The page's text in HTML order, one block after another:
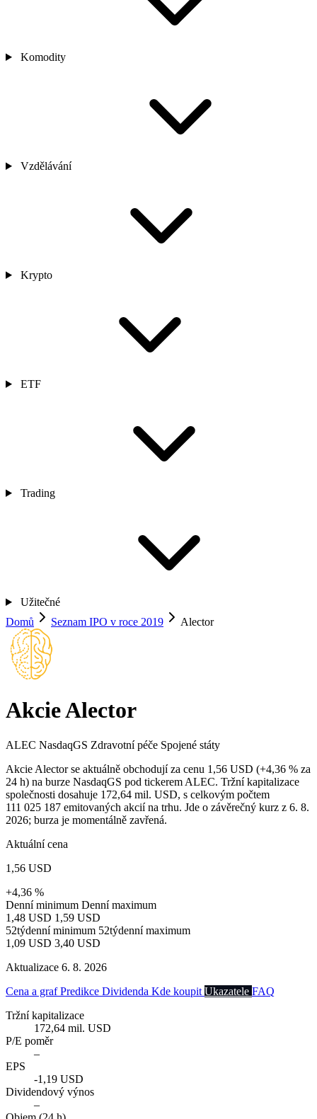
Komodity
Vzdělávání
Krypto
ETF
Trading
Užitečné
Domů
Seznam IPO v roce 2019 Alector
Akcie Alector
ALEC NasdaqGS Zdravotní péče Spojené státy
Akcie Alector se aktuálně obchodují za cenu 1,56 USD (+4,36 % za
24 h) na burze NasdaqGS pod tickerem ALEC. Tržní kapitalizace
společnosti dosahuje 172,64 mil. USD, s celkovým počtem
111 025 187 emitovaných akcií na trhu. Jde o závěrečný kurz z 6. 8.
2026; burza je momentálně zavřená.
Aktuální cena
1,56 USD
+4,36 %
Denní minimum Denní maximum
1,48 USD 1,59 USD
52týdenní minimum 52týdenní maximum
1,09 USD 3,40 USD
Aktualizace 6. 8. 2026
Cena a grafPredikce Dividenda Kde koupit Ukazatele FAQ
Tržní kapitalizace
172,64 mil. USD
P/E poměr
–
EPS
-1,19 USD
Dividendový výnos
–